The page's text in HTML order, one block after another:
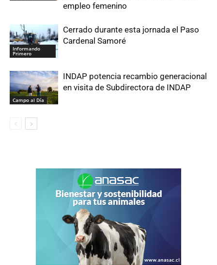
empleo femenino
Informando
Primero
Cerrado durante esta jornada el Paso
Cardenal Samoré
Campo al Día
INDAP potencia recambio generacional
en visita de Subdirectora de INDAP